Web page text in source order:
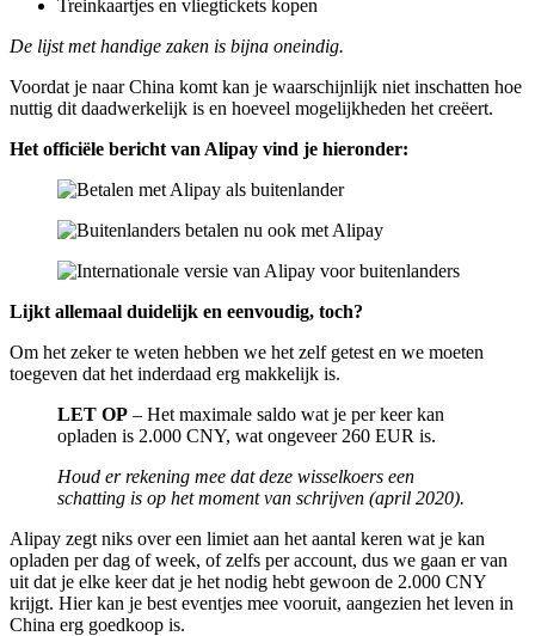
Treinkaartjes en vliegtickets kopen
De lijst met handige zaken is bijna oneindig.
Voordat je naar China komt kan je waarschijnlijk niet inschatten hoe
nuttig dit daadwerkelijk is en hoeveel mogelijkheden het creëert.
Het officiële bericht van Alipay vind je hieronder:
Lijkt allemaal duidelijk en eenvoudig, toch?
Om het zeker te weten hebben we het zelf getest en we moeten
toegeven dat het inderdaad erg makkelijk is.
LET OP – Het maximale saldo wat je per keer kan
opladen is 2.000 CNY, wat ongeveer 260 EUR is.
Houd er rekening mee dat deze wisselkoers een
schatting is op het moment van schrijven (april 2020).
Alipay zegt niks over een limiet aan het aantal keren wat je kan
opladen per dag of week, of zelfs per account, dus we gaan er van
uit dat je elke keer dat je het nodig hebt gewoon de 2.000 CNY
krijgt. Hier kan je best eventjes mee vooruit, aangezien het leven in
China erg goedkoop is.